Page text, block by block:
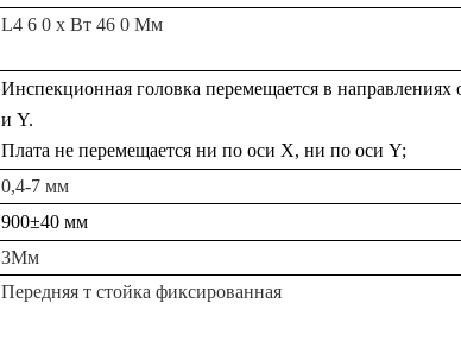
L46 0 х Вт460 Мм
Инспекционная головка перемещается в направлениях
и Y.
Плата не перемещается ни по оси X, ни по оси Y;
0,4-7 мм
900±40 мм
3Мм
Передняя тстойка фиксированная